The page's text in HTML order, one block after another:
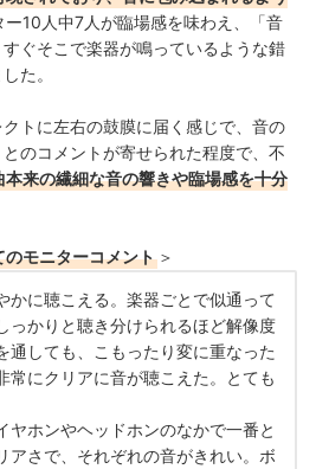
ー10人中7人が臨場感を味わえ、「音
ぐそこで楽器が鳴っているような錯
た。
トに左右の鼓膜に届く感じで、音の
のコメントが寄せられた程度で、不
本来の繊細な音の響きや臨場感を十分
モニターコメント ＞
かに聴こえる。楽器ごとで似通って
っかりと聴き分けられるほど解像度
通しても、こもったり変に重なった
常にクリアに音が聴こえた。とても
ヤホンやヘッドホンのなかで一番と
アさで、それぞれの音がきれい。ボ